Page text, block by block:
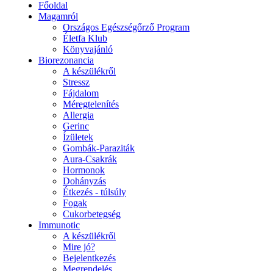
Főoldal
Magamról
Országos Egészségőrző Program
Életfa Klub
Könyvajánló
Biorezonancia
A készülékről
Stressz
Fájdalom
Méregtelenítés
Allergia
Gerinc
Ízületek
Gombák-Paraziták
Aura-Csakrák
Hormonok
Dohányzás
Étkezés - túlsúly
Fogak
Cukorbetegség
Immunotic
A készülékről
Mire jó?
Bejelentkezés
Megrendelés